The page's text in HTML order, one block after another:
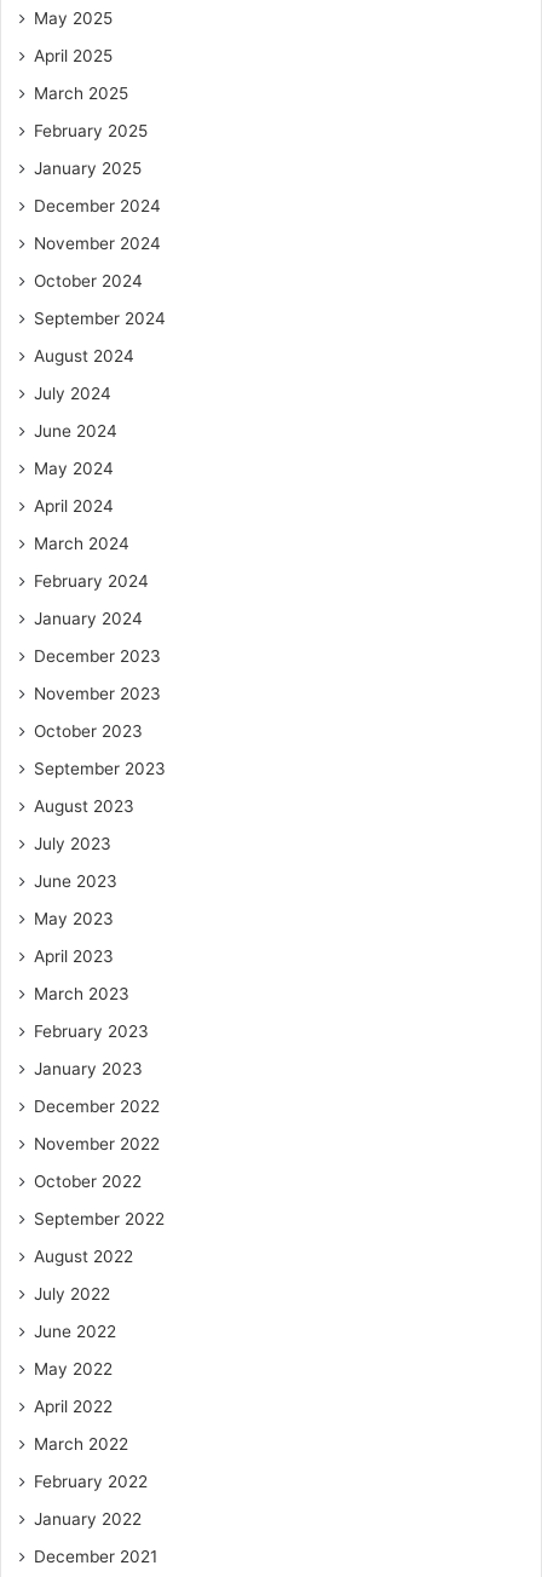
May 2025
April 2025
March 2025
February 2025
January 2025
December 2024
November 2024
October 2024
September 2024
August 2024
July 2024
June 2024
May 2024
April 2024
March 2024
February 2024
January 2024
December 2023
November 2023
October 2023
September 2023
August 2023
July 2023
June 2023
May 2023
April 2023
March 2023
February 2023
January 2023
December 2022
November 2022
October 2022
September 2022
August 2022
July 2022
June 2022
May 2022
April 2022
March 2022
February 2022
January 2022
December 2021